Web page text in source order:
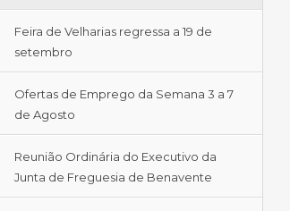
Feira de Velharias regressa a 19 de
setembro
Ofertas de Emprego da Semana 3 a 7
de Agosto
Reunião Ordinária do Executivo da
Junta de Freguesia de Benavente